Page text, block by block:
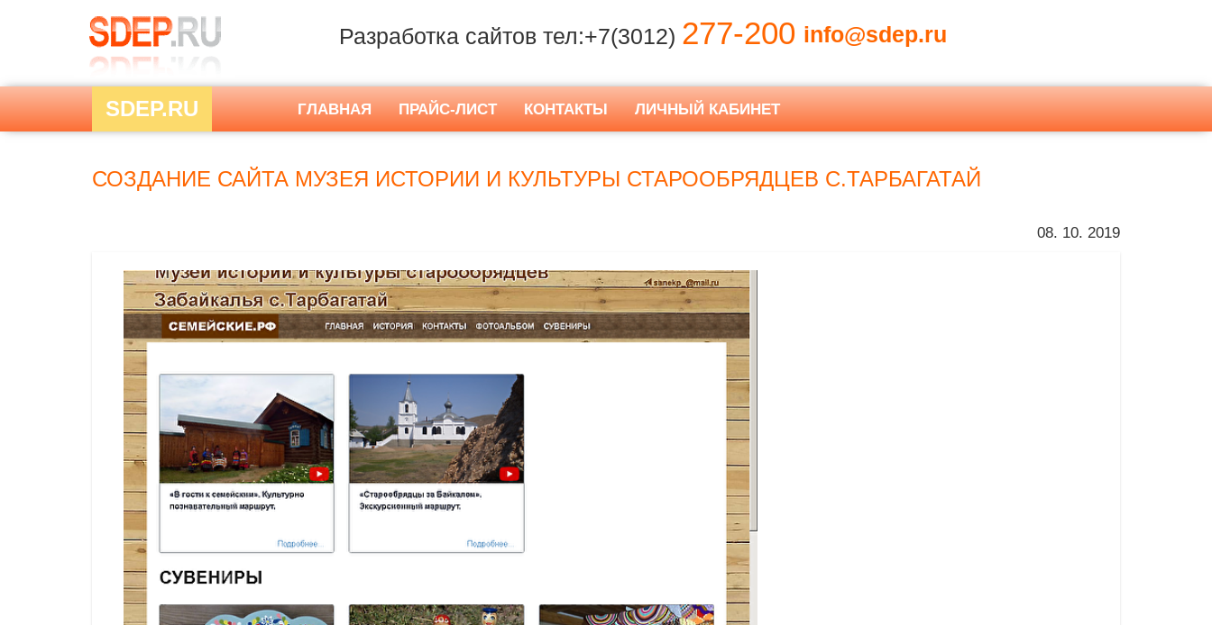
Разработка сайтов тел:+7(3012) 277-200info@sdep.ru
SDEP.RU ГЛАВНАЯ ПРАЙС-ЛИСТ КОНТАКТЫ ЛИЧНЫЙ КАБИНЕТ
СОЗДАНИЕ САЙТА МУЗЕЯ ИСТОРИИ И КУЛЬТУРЫ СТАРООБРЯДЦЕВ С.ТАРБАГАТАЙ
08. 10. 2019